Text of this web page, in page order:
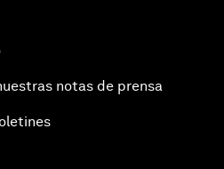
notas de prensa